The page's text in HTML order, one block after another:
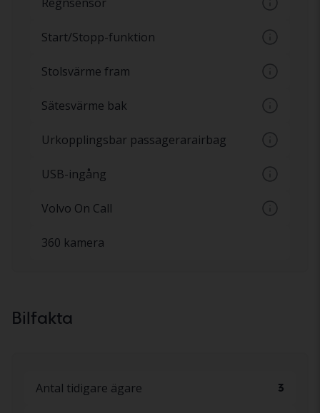
Automatiska vindrutetorkare, sensorer som
reagerar på vatten
Start/Stopp-funktion
vid exempelvis trafikljus
Stolsvärme fram
ställs in via en knapp
Sätesvärme bak
Urkopplingsbar passagerarairbag
Möjlighet att koppla till och från airbagen
på passagerarsidan
USB-ingång
Inkoppling av mobil enhet via USB-kontakt
Volvo On Call
kontrollera din Volvo på distans med hjälp
av operatörerna.
360 kamera
Bilfakta
Antal tidigare ägare 3